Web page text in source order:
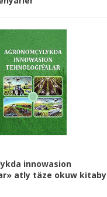
innowasion
atly täze okuw kitaby